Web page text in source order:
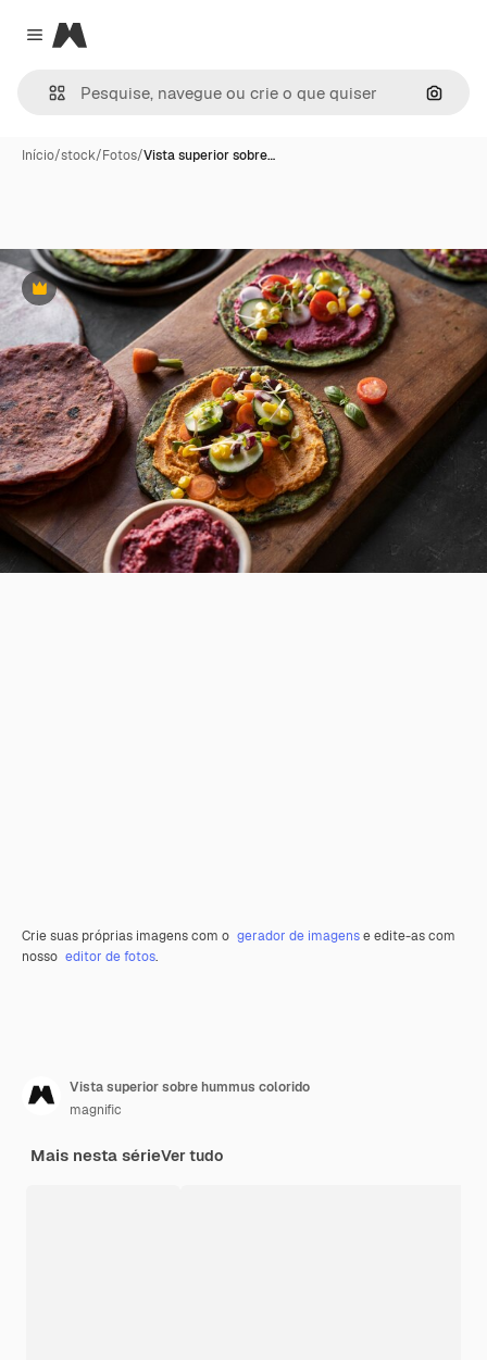
Close menu
Magnific
Início/stock/Fotos/Vista superior sobre…
Premium
Crie suas próprias imagens com o gerador de imagense edite-as com
nosso editor de fotos.
Vista superior sobre hummus colorido
magnific
Mais nesta sérieVer tudo